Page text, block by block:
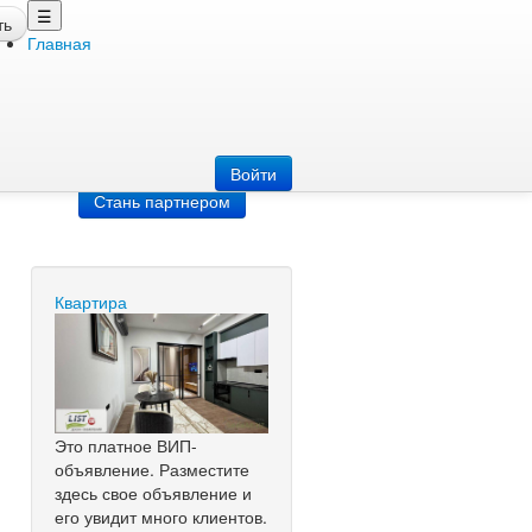
☰
Главная
Войти
Стань партнером
Квартира
Это платное ВИП-
объявление. Разместите
здесь свое объявление и
его увидит много клиентов.